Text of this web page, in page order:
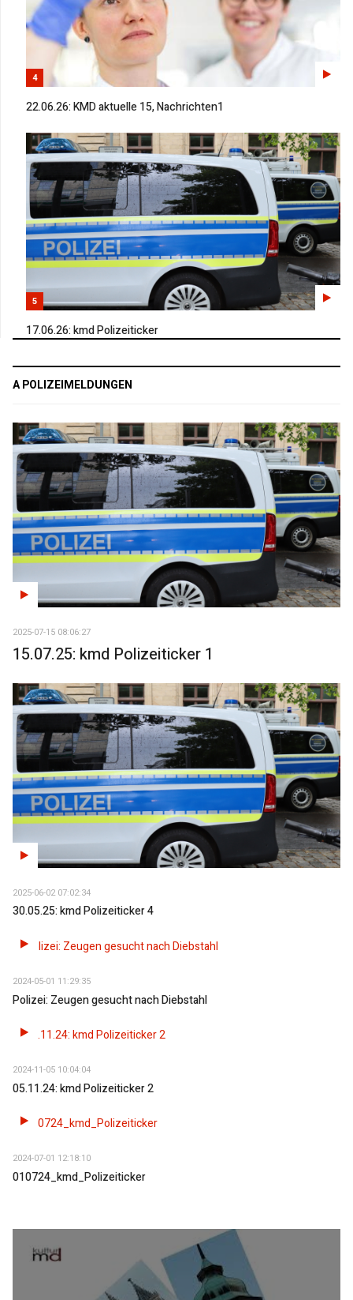
4
22.06.26: KMD aktuelle 15, Nachrichten1
5
17.06.26: kmd Polizeiticker
A POLIZEIMELDUNGEN
2025-07-15 08:06:27
15.07.25: kmd Polizeiticker 1
2025-06-02 07:02:34
30.05.25: kmd Polizeiticker 4
2024-05-01 11:29:35
Polizei: Zeugen gesucht nach Diebstahl
2024-11-05 10:04:04
05.11.24: kmd Polizeiticker 2
2024-07-01 12:18:10
010724_kmd_Polizeiticker